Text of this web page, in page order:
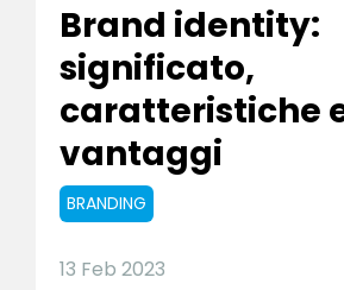
Brand identity:
significato,
caratteristiche
vantaggi
BRANDING
13 Feb 2023